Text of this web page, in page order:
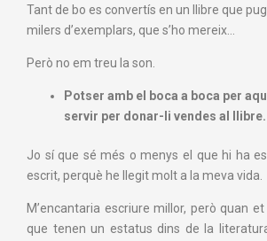
Tant de bo es convertís en un llibre que
milers d’exemplars, que s’ho mereix…
Però no em treu la son.
Potser amb el boca a boca per
servir per donar-li vendes al llibre.
Jo sí que sé més o menys el que hi ha
escrit, perquè he llegit molt a la meva vida.
M’encantaria escriure millor, però quan
que tenen un estatus dins de la